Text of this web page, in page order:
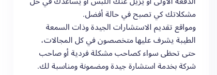
مشكلاتك كي تصبح في حالة أفضل.
ومواقع تقديم الاستشارات الجيدة وذات السمعة
الطيبة يشرف عليها متخصصون في كل المجالات،
حتى تحظى سواء كصاحب مشكلة فردية أو صاحب
شركة بخدمة استشارة جيدة ومضمونة ومناسبة لك.